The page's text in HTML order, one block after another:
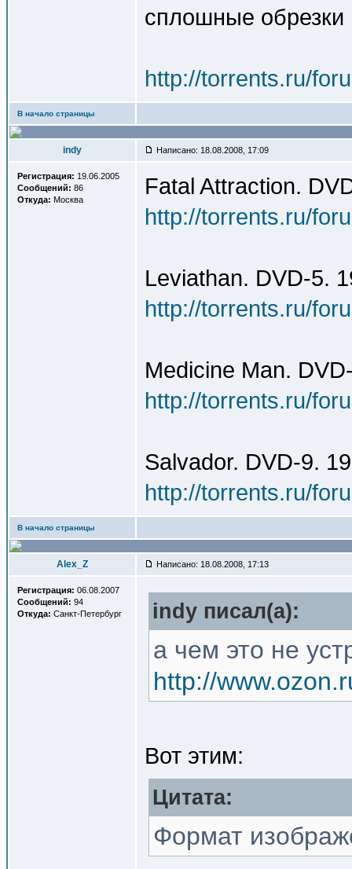
сплошные обрезки
http://torrents.ru/
В начало страницы
indy Написано: 18.08.2008, 17:09
Регистрация: 19.06.2005
Сообщений: 86
Откуда: Москва
Fatal Attraction.
http://torrents.ru/
Leviathan. DVD-5.
http://torrents.ru/
Medicine Man.
http://torrents.ru/
Salvador. DVD-9.
http://torrents.ru/
В начало страницы
Alex_Z Написано: 18.08.2008, 17:13
Регистрация: 06.08.2007
Сообщений: 94
Откуда: Санкт-Петербург indy писал(a):
а чем это не
http://
Вот этим:
Цитата:
Формат